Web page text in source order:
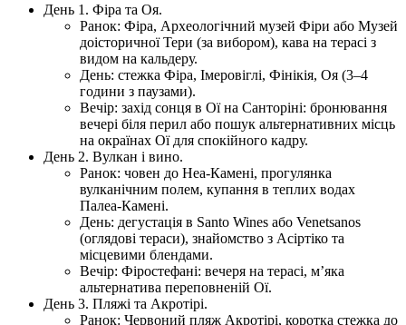
День 1. Фіра та Оя.
Ранок: Фіра, Археологічний музей Фіри або Музей
доісторичної Тери (за вибором), кава на терасі з
видом на кальдеру.
День: стежка Фіра, Імеровіглі, Фінікія, Оя (3–4
години з паузами).
Вечір: захід сонця в Ої на Санторіні: бронювання
вечері біля перил або пошук альтернативних місць
на окраїнах Ої для спокійного кадру.
День 2. Вулкан і вино.
Ранок: човен до Неа-Камені, прогулянка
вулканічним полем, купання в теплих водах
Палеа-Камені.
День: дегустація в Santo Wines або Venetsanos
(оглядові тераси), знайомство з Асіртіко та
місцевими блендами.
Вечір: Фіростефані: вечеря на терасі, м’яка
альтернатива переповненій Ої.
День 3. Пляжі та Акротірі.
Ранок: Червоний пляж Акротірі, коротка стежка до